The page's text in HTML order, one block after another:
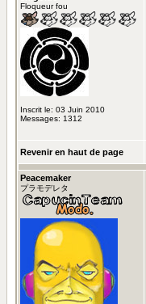
Floqueur fou
Inscrit le: 03 Juin 2010
Messages: 1312
Revenir en haut de page
Peacemaker
プラモデレタ